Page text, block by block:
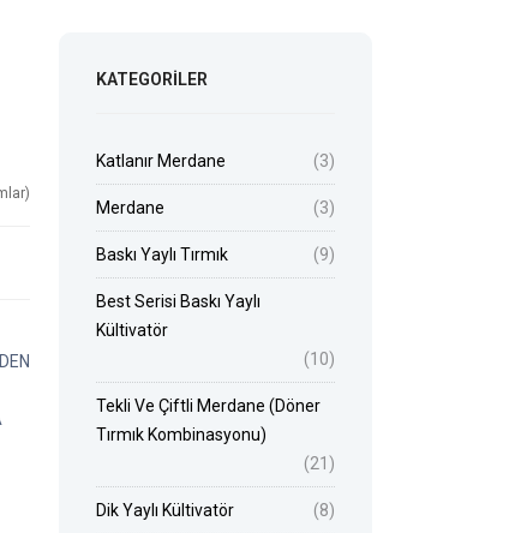
KATEGORILER
Katlanır Merdane (3)
Merdane (3)
Baskı Yaylı Tırmık (9)
Best Serisi Baskı Yaylı
Kültivatör
(10)
Tekli Ve Çiftli Merdane (Döner
Tırmık Kombinasyonu)
(21)
Dik Yaylı Kültivatör (8)